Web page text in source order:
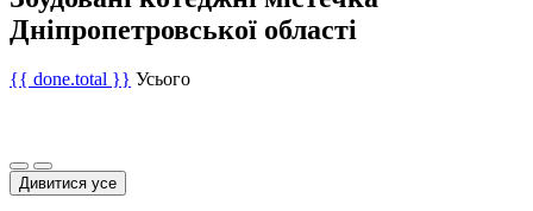
Дніпропетровської області
{{ done.total }} Усього
Дивитися усе